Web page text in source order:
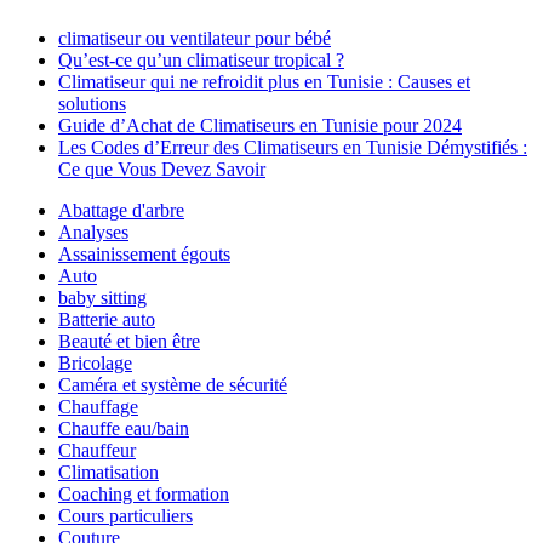
climatiseur ou ventilateur pour bébé
Qu’est-ce qu’un climatiseur tropical ?
Climatiseur qui ne refroidit plus en Tunisie : Causes et
solutions
Guide d’Achat de Climatiseurs en Tunisie pour 2024
Les Codes d’Erreur des Climatiseurs en Tunisie Démystifiés :
Ce que Vous Devez Savoir
Abattage d'arbre
Analyses
Assainissement égouts
Auto
baby sitting
Batterie auto
Beauté et bien être
Bricolage
Caméra et système de sécurité
Chauffage
Chauffe eau/bain
Chauffeur
Climatisation
Coaching et formation
Cours particuliers
Couture